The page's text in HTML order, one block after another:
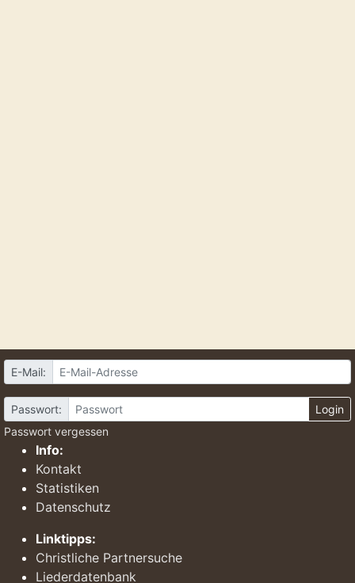
E-Mail:
Passwort:
Login
Passwort vergessen
Info:
Kontakt
Statistiken
Datenschutz
Linktipps:
Christliche Partnersuche
Liederdatenbank